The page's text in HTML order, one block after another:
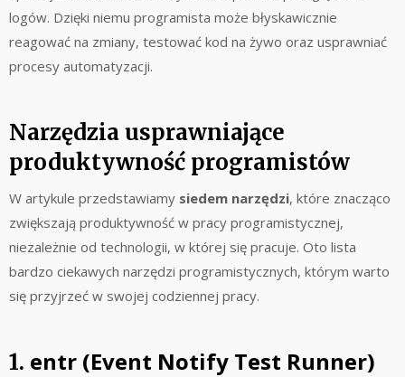
logów. Dzięki niemu programista może błyskawicznie
reagować na zmiany, testować kod na żywo oraz usprawniać
procesy automatyzacji.
Narzędzia usprawniające
produktywność programistów
W artykule przedstawiamy siedem narzędzi, które znacząco
zwiększają produktywność w pracy programistycznej,
niezależnie od technologii, w której się pracuje. Oto lista
bardzo ciekawych narzędzi programistycznych, którym warto
się przyjrzeć w swojej codziennej pracy.
1. entr (Event Notify Test Runner)